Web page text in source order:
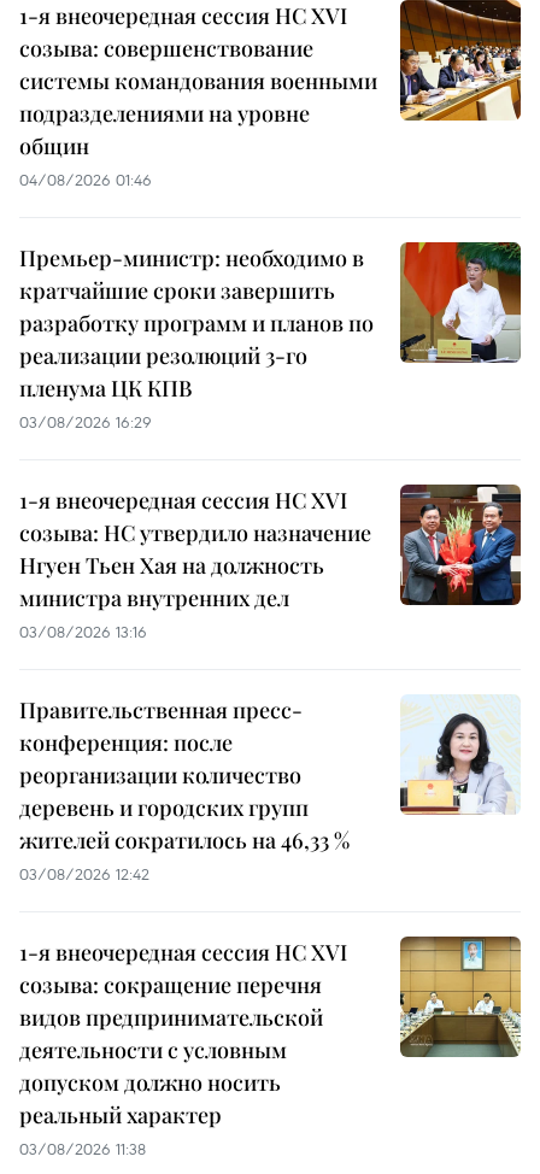
1-я внеочередная сессия НС XVI
созыва: совершенствование
системы командования военными
подразделениями на уровне
общин
04/08/2026 01:46
Премьер-министр: необходимо в
кратчайшие сроки завершить
разработку программ и планов по
реализации резолюций 3-го
пленума ЦК КПВ
03/08/2026 16:29
1-я внеочередная сессия НС XVI
созыва: НС утвердило назначение
Нгуен Тьен Хая на должность
министра внутренних дел
03/08/2026 13:16
Правительственная пресс-
конференция: после
реорганизации количество
деревень и городских групп
жителей сократилось на 46,33 %
03/08/2026 12:42
1-я внеочередная сессия НС XVI
созыва: сокращение перечня
видов предпринимательской
деятельности с условным
допуском должно носить
реальный характер
03/08/2026 11:38